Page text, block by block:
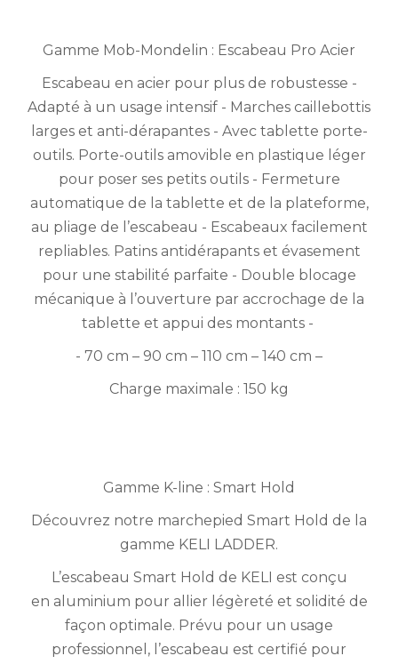
Gamme Mob-Mondelin : Escabeau Pro Acier
Escabeau en acier pour plus de robustesse -
Adapté à un usage intensif - Marches caillebottis
larges et anti-dérapantes - Avec tablette porte-
outils. Porte-outils amovible en plastique léger
pour poser ses petits outils - Fermeture
automatique de la tablette et de la plateforme,
au pliage de l’escabeau - Escabeaux facilement
repliables. Patins antidérapants et évasement
pour une stabilité parfaite - Double blocage
mécanique à l’ouverture par accrochage de la
tablette et appui des montants -
- 70 cm – 90 cm – 110 cm – 140 cm –
Charge maximale : 150 kg
Gamme K-line : Smart Hold
Découvrez notre marchepied Smart Hold de la
gamme KELI LADDER.
L’escabeau Smart Hold de KELI est conçu
en aluminium pour allier légèreté et solidité de
façon optimale. Prévu pour un usage
professionnel, l’escabeau est certifié pour